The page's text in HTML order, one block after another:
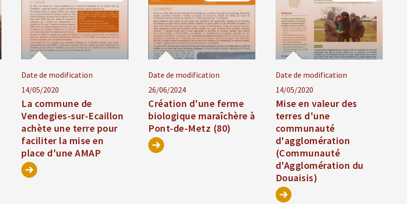
Date de modification
14/05/2020
La commune de
Vendegies-sur-Ecaillon
achète une terre pour
faciliter la mise en
place d'une AMAP
Date de modification
26/06/2024
Création d'une ferme
biologique maraîchère à
Pont-de-Metz (80)
Date de modification
14/05/2020
Mise en valeur des
terres d'une
communauté
d'agglomération
(Communauté
d'Agglomération du
Douaisis)